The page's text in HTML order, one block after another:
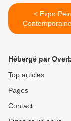
< Expo Peinture
Hébergé par
Top articles
Pages
Contact